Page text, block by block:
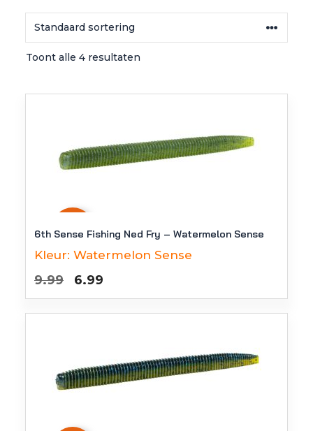
Toont alle 4 resultaten
-
6th Sense Fishing Ned Fry – Watermelon Sense
Kleur: Watermelon Sense
9.99
Oorspronkelijke
prijs
was:
6.99
prijs
is: